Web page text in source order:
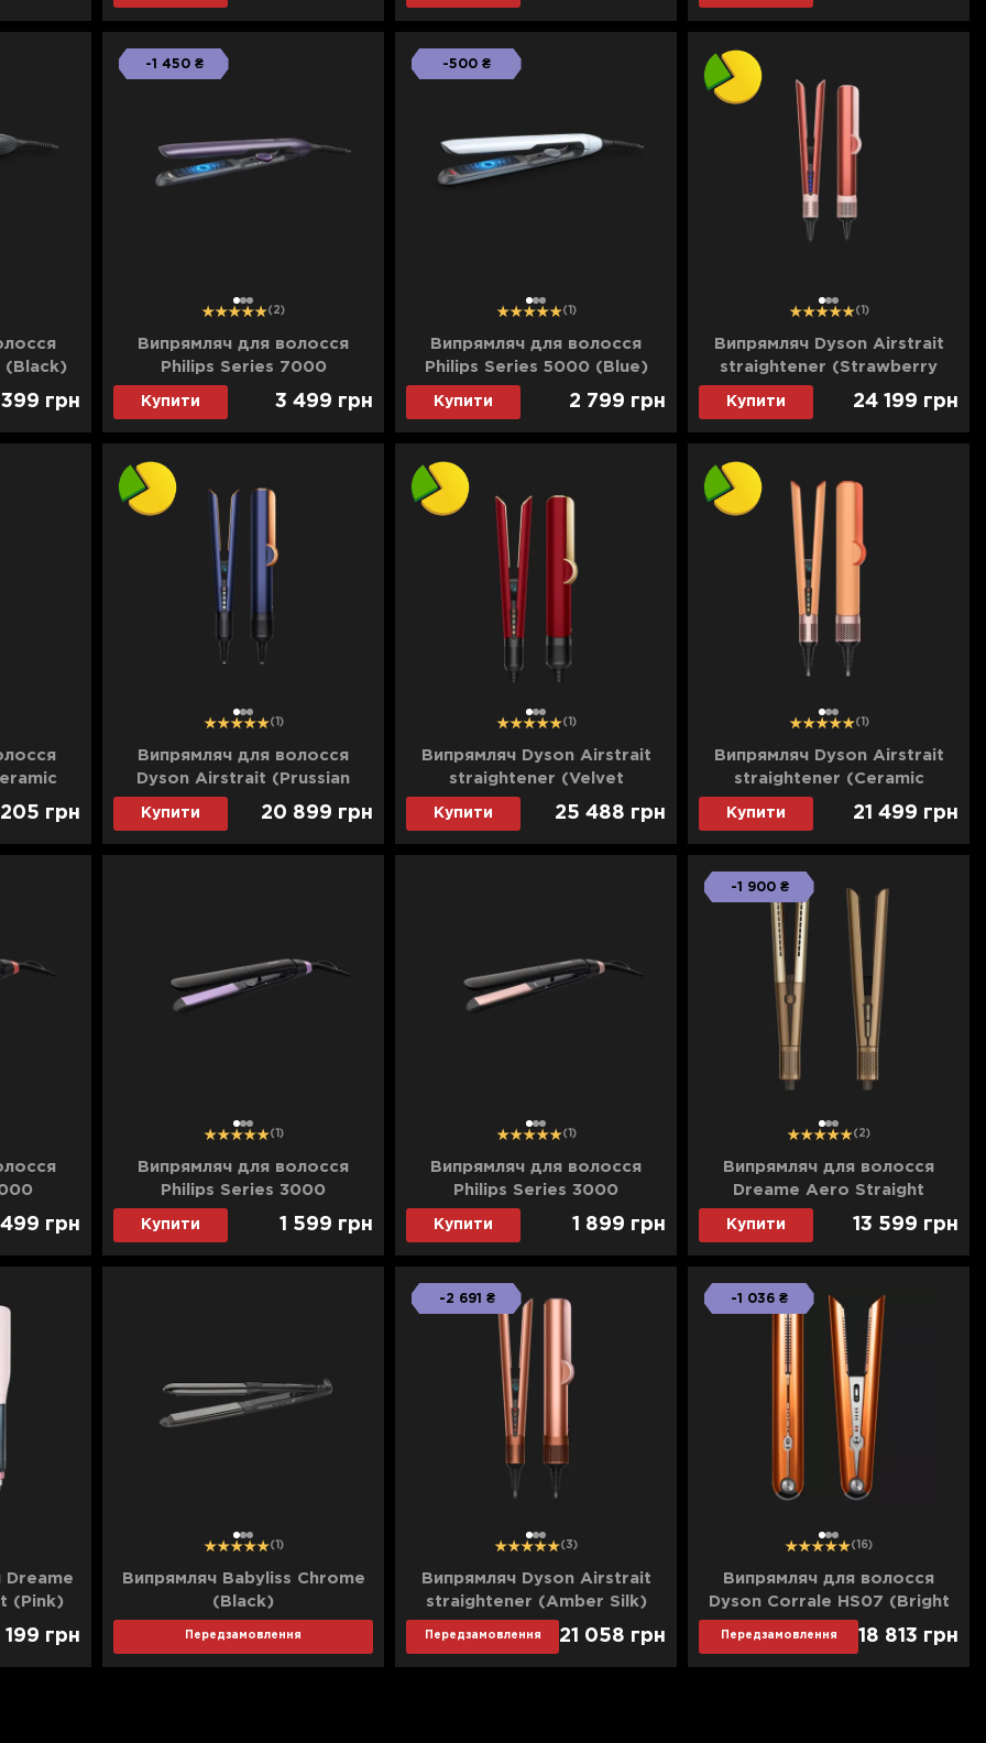
(Black)
грн
12 3
-1 450 ₴
(2)
Випрямляч для волосся
Philips Series 7000
Купити 3 499 грн
12 3
-500 ₴
(1)
Випрямляч для волосся
Philips Series 5000 (Blue)
Купити 2 799 грн
12 3 (1)
Випрямляч Dyson Airstrait
straightener (Strawberry
Bronze/Blush Pink) (560844-
Купити 24 199 грн
грн
12 3 (1)
Випрямляч для волосся
Dyson Airstrait (Prussian
Blue/Rich Copper) (Ultra)
Купити 20 899 грн
12 3 (1)
Випрямляч Dyson Airstrait
straightener (Velvet
Red/Gold) (596931-01) (Ultra)
Купити 25 488 грн
12 3 (1)
Випрямляч Dyson Airstrait
straightener (Ceramic
Apricot/Topaz) (Ultra)
Купити 21 499 грн
499 грн
12 3 (1)
Випрямляч для волосся
Philips Series 3000
(Black/Purple)
Купити 1 599 грн
12 3 (1)
Випрямляч для волосся
Philips Series 3000
(Black/Rose)
Купити 1 899 грн
12 3
-1 900 ₴
(2)
Випрямляч для волосся
Dreame Aero Straight
(Bronze)
Купити 13 599 грн
Dreame
(Pink)
199 грн
12 3 (1)
Випрямляч Babyliss Chrome
(Black)
Передзамовлення
12 3
-2 691 ₴
(3)
Випрямляч Dyson Airstrait
straightener (Amber Silk)
Передзамовлення 21 058 грн
12 3
-1 036 ₴
(16)
Випрямляч для волосся
Dyson Corrale HS07 (Bright
Copper/Bright Nickel)
Передзамовлення 18 813 грн